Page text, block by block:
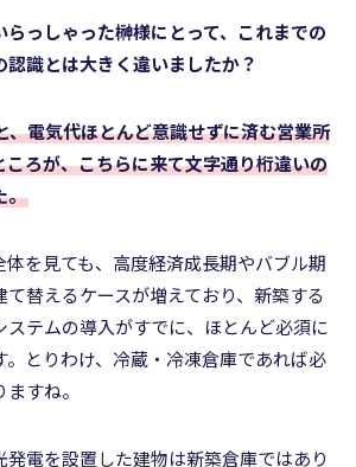
っしゃった榊様にとって、これまでの
識とは大きく違いましたか？
、電気代ほとんど意識せずに済む営業所
ころが、こちらに来て文字通り桁違いの
。
体を見ても、高度経済成長期やバブル期
て替えるケースが増えており、新築する
ステムの導入がすでに、ほとんど必須に
とりわけ、冷蔵・冷凍倉庫であれば必
すね。
電を設置した建物は新築倉庫ではあり